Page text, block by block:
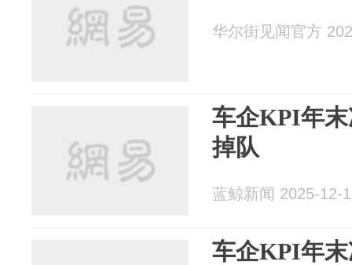
华尔街见闻官方
车企KPI年
掉队
蓝鲸新闻 2025-12-
车企KPI年